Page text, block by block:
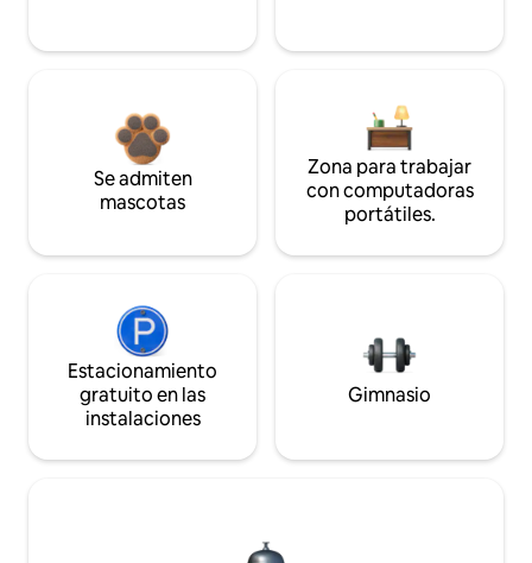
Se admiten
mascotas
Zona para trabajar
con computadoras
portátiles.
Estacionamiento
gratuito en las
instalaciones
Gimnasio